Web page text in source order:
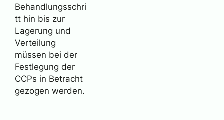
Behandlungsschri
tt hin bis zur
Lagerung und
Verteilung
müssen bei der
Festlegung der
CCPs in Betracht
gezogen werden.